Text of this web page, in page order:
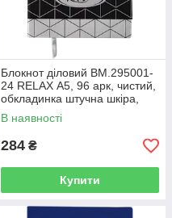
Блокнот діловий BM.295001-
24 RELAX А5, 96 арк, чистий,
обкладинка штучна шкіра,
срібло (50)
В наявності
284 ₴
Купити